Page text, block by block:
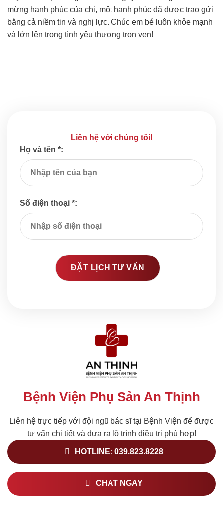
mừng hạnh phúc của chị, một hạnh phúc đã được trao gửi
bằng cả niềm tin và nghị lực. Chúc em bé luôn khỏe mạnh
và lớn lên trong tình yêu thương trọn vẹn!
Liên hệ với chúng tôi!
Họ và tên *:
Số điện thoại *:
Bệnh Viện Phụ Sản An Thịnh
Liên hệ trực tiếp với đội ngũ bác sĩ tại Bệnh Viện để được
tư vấn chi tiết và đưa ra lộ trình điều trị phù hợp!
HOTLINE: 039.823.8228
CHAT NGAY